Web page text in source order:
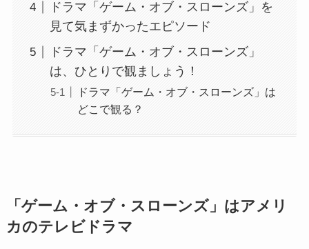
ドラマ「ゲーム・オブ・スローンズ」を
見て気まずかったエピソード
ドラマ「ゲーム・オブ・スローンズ」
は、ひとりで観ましょう！
ドラマ「ゲーム・オブ・スローンズ」は
どこで観る？
「ゲーム・オブ・スローンズ」はアメリ
カのテレビドラマ